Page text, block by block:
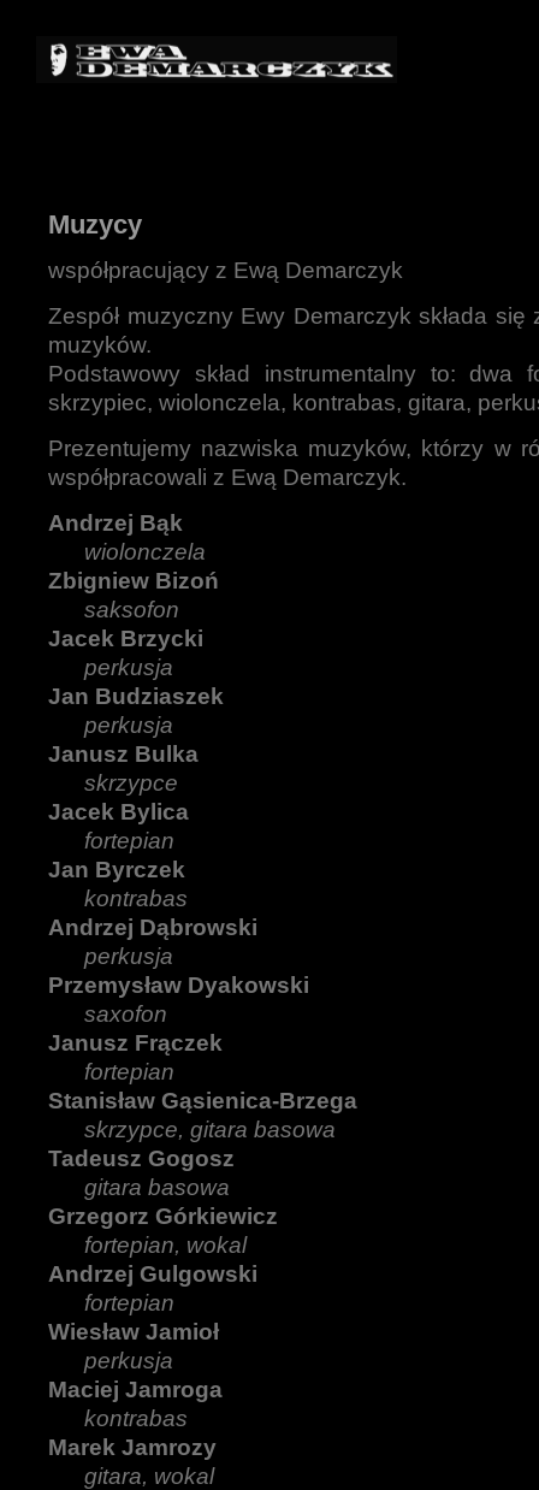
Muzycy
współpracujący z Ewą Demarczyk
Zespół muzyczny Ewy Demarczyk składa się
muzyków.
Podstawowy skład instrumentalny to: dwa
skrzypiec, wiolonczela, kontrabas, gitara,
Prezentujemy nazwiska muzyków, którzy w
współpracowali z Ewą Demarczyk.
Andrzej Bąk
wiolonczela
Zbigniew Bizoń
saksofon
Jacek Brzycki
perkusja
Jan Budziaszek
perkusja
Janusz Bulka
skrzypce
Jacek Bylica
fortepian
Jan Byrczek
kontrabas
Andrzej Dąbrowski
perkusja
Przemysław Dyakowski
saxofon
Janusz Frączek
fortepian
Stanisław Gąsienica-Brzega
skrzypce, gitara basowa
Tadeusz Gogosz
gitara basowa
Grzegorz Górkiewicz
fortepian, wokal
Andrzej Gulgowski
fortepian
Wiesław Jamioł
perkusja
Maciej Jamroga
kontrabas
Marek Jamrozy
gitara, wokal